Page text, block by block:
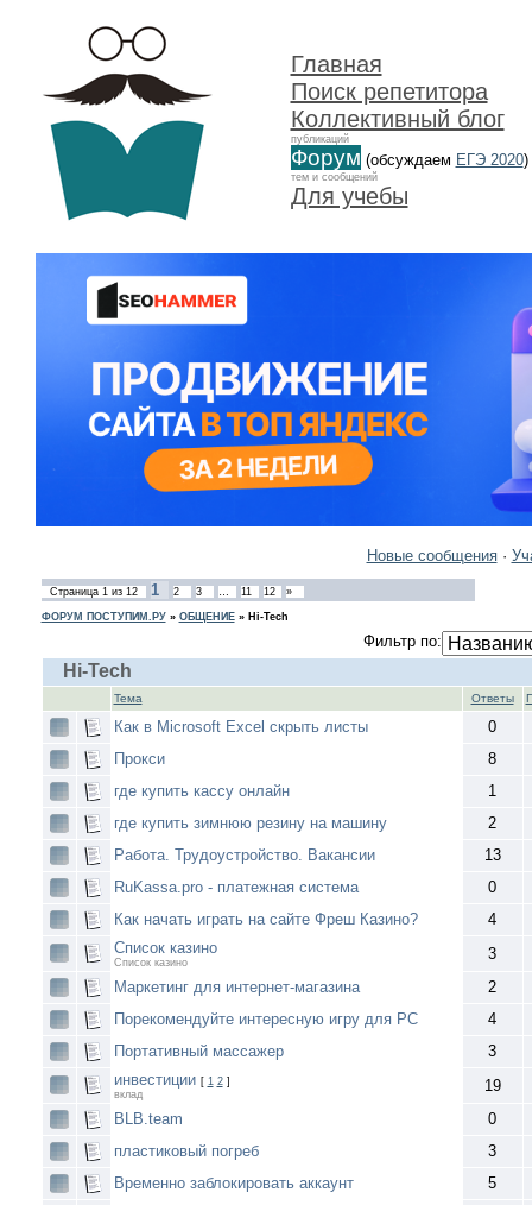
Главная
Поиск репетитора
Коллективный блог
публикаций
Форум (обсуждаем ЕГЭ 2020)
тем и сообщений
Для учебы
Новые сообщения·
Страница 1из 12 1 2 3 … 11 12 »
ФОРУМ ПОСТУПИМ.РУ» ОБЩЕНИЕ» Hi-Tech
Фильтр по:
Hi-Tech
Тема Ответы
Как в Microsoft Excel скрыть листы
0
Прокси
8
где купить кассу онлайн
1
где купить зимнюю резину на машину
2
Работа. Трудоустройство. Вакансии
13
RuKassa.pro - платежная система
0
Как начать играть на сайте Фреш Казино?
4
Список казино
Список казино
3
Маркетинг для интернет-магазина
2
Порекомендуйте интересную игру для PC
4
Портативный массажер
3
инвестиции [ 1 2]
вклад
19
BLB.team
0
пластиковый погреб
3
Временно заблокировать аккаунт
5